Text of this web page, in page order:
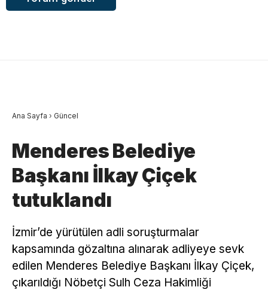
Ana Sayfa › Güncel
Menderes Belediye
Başkanı İlkay Çiçek
tutuklandı
İzmir’de yürütülen adli soruşturmalar
kapsamında gözaltına alınarak adliyeye sevk
edilen Menderes Belediye Başkanı İlkay Çiçek,
çıkarıldığı Nöbetçi Sulh Ceza Hakimliği